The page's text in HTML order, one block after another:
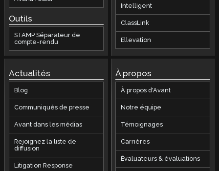
Outils
STAMP Séparateur de
compte-rendu
Intelligent
ClassLink
Ellevation
Actualités
Blog
Communiqués de presse
Avant dans les médias
Rejoignez la liste de
diffusion
Litigation Response
À propos
À propos d'Avant
Notre équipe
Témoignages
Carrières
Évaluateurs & évaluations